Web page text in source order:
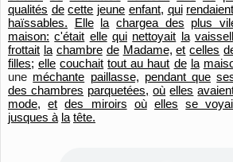
qualités de cette jeune enfant, qui rendaient
haïssables.
Elle la chargea des plus
maison: c'était elle qui nettoyait la
frottait la chambre de Madame, et celles
filles; elle couchait tout au haut de la
une méchante paillasse, pendant que
des chambres parquetées, où elles
mode,
et des miroirs où elles se
jusques à la tête.